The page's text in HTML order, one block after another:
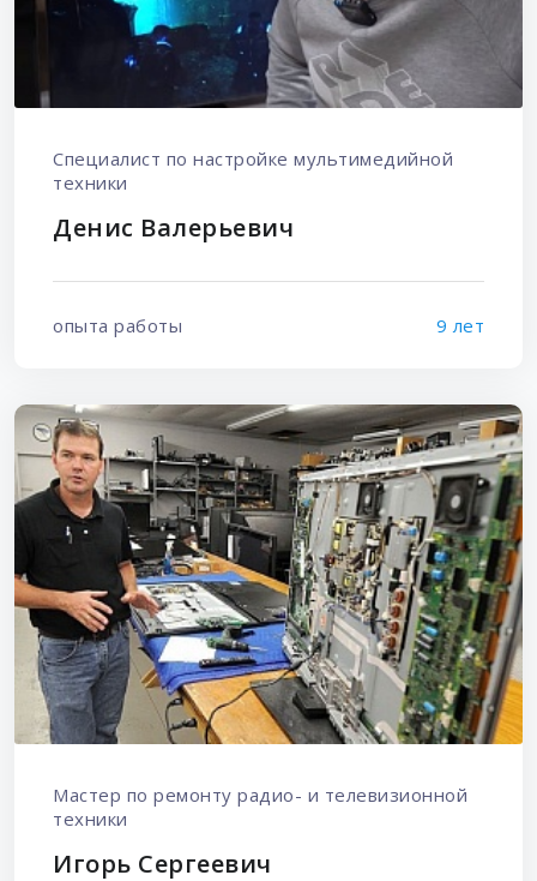
Специалист по настройке мультимедийной
техники
Денис Валерьевич
опыта работы 9 лет
Мастер по ремонту радио- и телевизионной
техники
Игорь Сергеевич